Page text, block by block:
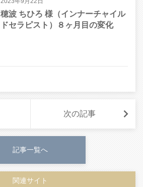
穂波 ちひろ 様（インナーチャイル
ドセラピスト）８ヶ月目の変化
次の記事
記事一覧へ
関連サイト